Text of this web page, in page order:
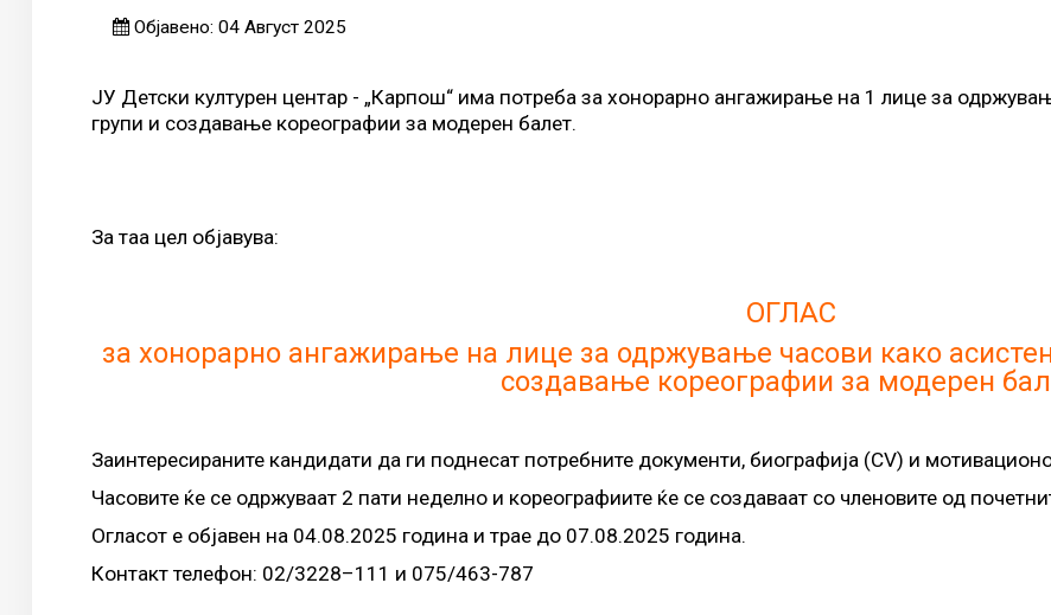
Објавено: 04 Август 2025
ЈУ Детски културен центар - „Карпош“ има потреба за хонорарно ангажирање на 1 лице за
групи и создавање кореографии за модерен балет.
За таа цел објавува:
ОГЛАС
за хонорарно ангажирање на лице за одржување часови како
создавање кореографии за модерен
Заинтересираните кандидати да ги поднесат потребните документи, биографија (CV) и
Часовите ќе се одржуваат 2 пати неделно и кореографиите ќе се создаваат со членовите од
Огласот е објавен на 04.08.2025 година и трае до 07.08.2025 година.
Контакт телефон: 02/3228–111 и 075/463-787